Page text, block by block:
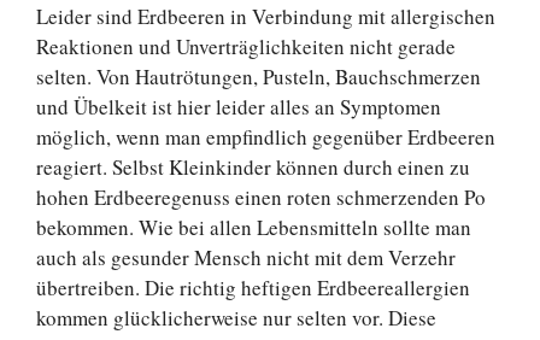
Leider sind Erdbeeren in Verbindung mit allergischen
Reaktionen und Unverträglichkeiten nicht gerade
selten. Von Hautrötungen, Pusteln, Bauchschmerzen
und Übelkeit ist hier leider alles an Symptomen
möglich, wenn man empfindlich gegenüber Erdbeeren
reagiert. Selbst Kleinkinder können durch einen zu
hohen Erdbeeregenuss einen roten schmerzenden Po
bekommen. Wie bei allen Lebensmitteln sollte man
auch als gesunder Mensch nicht mit dem Verzehr
übertreiben. Die richtig heftigen Erdbeereallergien
kommen glücklicherweise nur selten vor. Diese